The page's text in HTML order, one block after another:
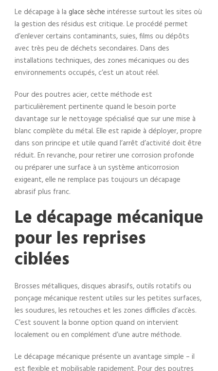
Le décapage à la glace sèche intéresse surtout les sites où
la gestion des résidus est critique. Le procédé permet
d’enlever certains contaminants, suies, films ou dépôts
avec très peu de déchets secondaires. Dans des
installations techniques, des zones mécaniques ou des
environnements occupés, c’est un atout réel.
Pour des poutres acier, cette méthode est
particulièrement pertinente quand le besoin porte
davantage sur le nettoyage spécialisé que sur une mise à
blanc complète du métal. Elle est rapide à déployer, propre
dans son principe et utile quand l’arrêt d’activité doit être
réduit. En revanche, pour retirer une corrosion profonde
ou préparer une surface à un système anticorrosion
exigeant, elle ne remplace pas toujours un décapage
abrasif plus franc.
Le décapage mécanique
pour les reprises
ciblées
Brosses métalliques, disques abrasifs, outils rotatifs ou
ponçage mécanique restent utiles sur les petites surfaces,
les soudures, les retouches et les zones difficiles d’accès.
C’est souvent la bonne option quand on intervient
localement ou en complément d’une autre méthode.
Le décapage mécanique présente un avantage simple – il